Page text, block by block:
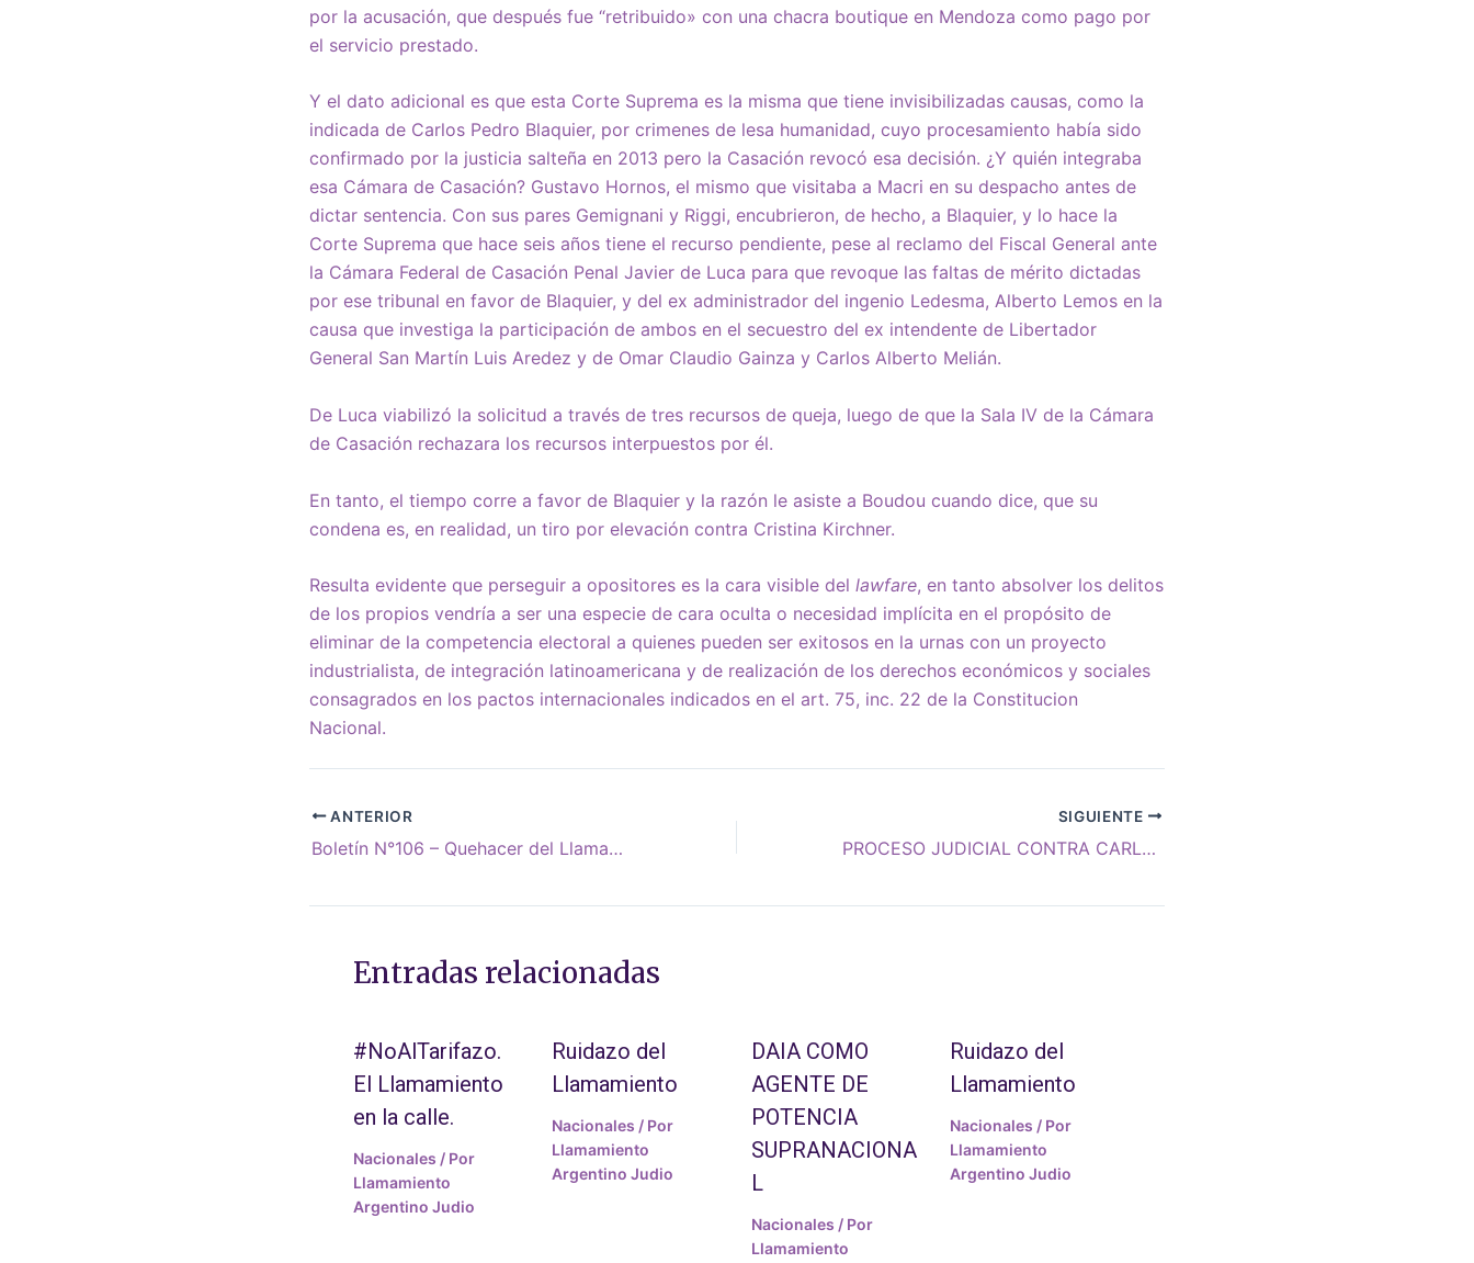
por la acusación, que después fue “retribuido» con una chacra boutique en Mendoza como pago por
el servicio prestado.
Y el dato adicional es que esta Corte Suprema es la misma que tiene invisibilizadas causas, como la
indicada de Carlos Pedro Blaquier, por crimenes de lesa humanidad, cuyo procesamiento había sido
confirmado por la justicia salteña en 2013 pero la Casación revocó esa decisión. ¿Y quién integraba
esa Cámara de Casación? Gustavo Hornos, el mismo que visitaba a Macri en su despacho antes de
dictar sentencia. Con sus pares Gemignani y Riggi, encubrieron, de hecho, a Blaquier, y lo hace la
Corte Suprema que hace seis años tiene el recurso pendiente, pese al reclamo del Fiscal General ante
la Cámara Federal de Casación Penal Javier de Luca para que revoque las faltas de mérito dictadas
por ese tribunal en favor de Blaquier, y del ex administrador del ingenio Ledesma, Alberto Lemos en la
causa que investiga la participación de ambos en el secuestro del ex intendente de Libertador
General San Martín Luis Aredez y de Omar Claudio Gainza y Carlos Alberto Melián.
De Luca viabilizó la solicitud a través de tres recursos de queja, luego de que la Sala IV de la Cámara
de Casación rechazara los recursos interpuestos por él.
En tanto, el tiempo corre a favor de Blaquier y la razón le asiste a Boudou cuando dice, que su
condena es, en realidad, un tiro por elevación contra Cristina Kirchner.
Resulta evidente que perseguir a opositores es la cara visible del lawfare, en tanto absolver los delitos
de los propios vendría a ser una especie de cara oculta o necesidad implícita en el propósito de
eliminar de la competencia electoral a quienes pueden ser exitosos en la urnas con un proyecto
industrialista, de integración latinoamericana y de realización de los derechos económicos y sociales
consagrados en los pactos internacionales indicados en el art. 75, inc. 22 de la Constitucion
Nacional.
ANTERIOR
Boletín N°106 – Quehacer del Llamamiento
SIGUIENTE
PROCESO JUDICIAL CONTRA CARLOS TELLELDÍN. Un nuevo juicio, la misma impunidad
Entradas relacionadas
#NoAlTarifazo.
El Llamamiento
en la calle.
Nacionales / Por
Llamamiento
Argentino Judio
Ruidazo del
Llamamiento
Nacionales / Por
Llamamiento
Argentino Judio
DAIA COMO
AGENTE DE
POTENCIA
SUPRANACIONA
L
Nacionales / Por
Llamamiento
Ruidazo del
Llamamiento
Nacionales / Por
Llamamiento
Argentino Judio